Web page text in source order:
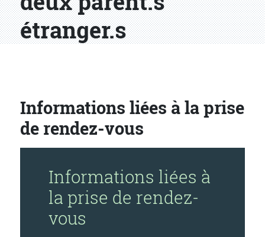
étranger.s
Informations liées à la prise
de rendez-vous
Informations liées à
la prise de rendez-
vous